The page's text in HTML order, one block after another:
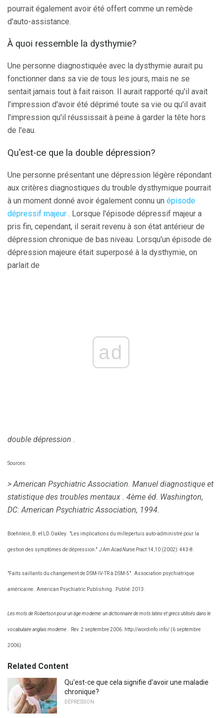
pourrait également avoir été offert comme un remède
d'auto-assistance.
À quoi ressemble la dysthymie?
Une personne diagnostiquée avec la dysthymie aurait pu
fonctionner dans sa vie de tous les jours, mais ne se
sentait jamais tout à fait raison. Il aurait rapporté qu'il avait
l'impression d'avoir été déprimé toute sa vie ou qu'il avait
l'impression qu'il réussissait à peine à garder la tête hors
de l'eau.
Qu'est-ce que la double dépression?
Une personne présentant une dépression légère répondant
aux critères diagnostiques du trouble dysthymique pourrait
à un moment donné avoir également connu un épisode
dépressif majeur . Lorsque l'épisode dépressif majeur a
pris fin, cependant, il serait revenu à son état antérieur de
dépression chronique de bas niveau. Lorsqu'un épisode de
dépression majeure était superposé à la dysthymie, on
parlait de
ad
double dépression .
Sources:
> American Psychiatric Association. Manuel diagnostique et
statistique des troubles mentaux . 4ème éd. Washington,
DC: American Psychiatric Association, 1994.
Boehnlein, B. et LD Oakley. "Les implications du millepertuis auto-administré pour la
gestion des symptômes de dépression." J Am Acad Nurse Pract14,10 (2002): 443-8.
"Faits saillants du changement de DSM-IV-TR à DSM-5". Association psychiatrique
américaine. American Psychiatric Publishing. Publié: 2013.
Les mots de Robertson pour un âge moderne: un dictionnaire de mots latins et grecs utilisés dans le
vocabulaire anglais moderne Rev. 2 septembre 2006. http://wordinfo.info/ (6 septembre
2006).
Related Content
Qu'est-ce que cela signifie d'avoir une maladie
chronique?
DÉPRESSION